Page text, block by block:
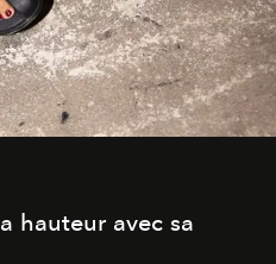
hauteur avec sa